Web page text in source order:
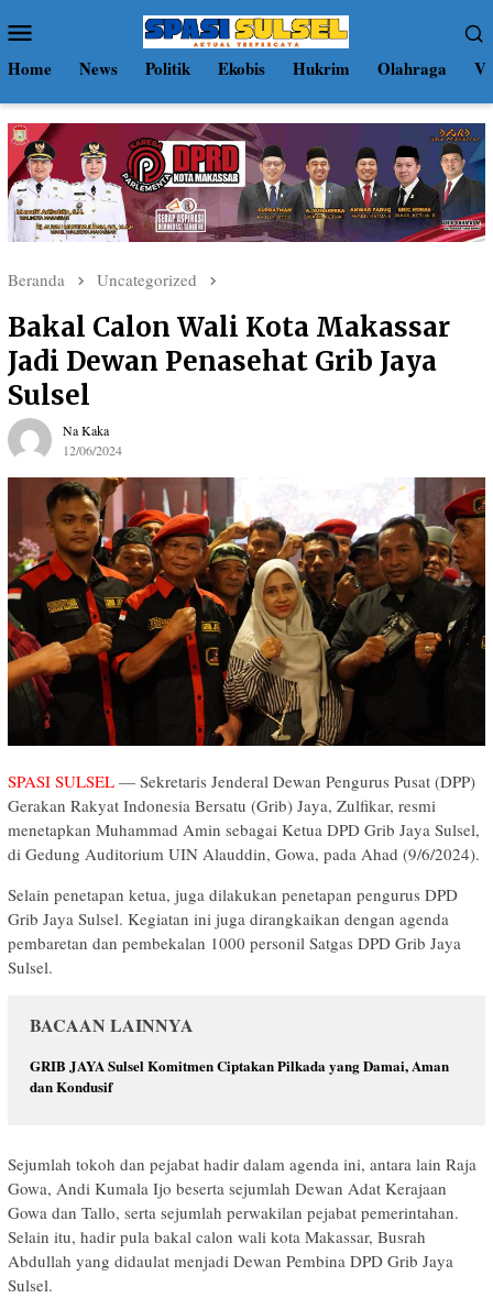
ke
kontenMobile
Home News Politik Ekobis Hukrim Olahraga
Beranda Uncategorized
Bakal Calon Wali Kota Makassar
Jadi Dewan Penasehat Grib Jaya
Sulsel
Na Kaka
12/06/2024
SPASI SULSEL — Sekretaris Jenderal Dewan Pengurus Pusat (DPP)
Gerakan Rakyat Indonesia Bersatu (Grib) Jaya, Zulfikar, resmi
menetapkan Muhammad Amin sebagai Ketua DPD Grib Jaya Sulsel,
di Gedung Auditorium UIN Alauddin, Gowa, pada Ahad (9/6/2024).
Selain penetapan ketua, juga dilakukan penetapan pengurus DPD
Grib Jaya Sulsel. Kegiatan ini juga dirangkaikan dengan agenda
pembaretan dan pembekalan 1000 personil Satgas DPD Grib Jaya
Sulsel.
BACAAN LAINNYA
GRIB JAYA Sulsel Komitmen Ciptakan Pilkada yang Damai, Aman
dan Kondusif
Sejumlah tokoh dan pejabat hadir dalam agenda ini, antara lain Raja
Gowa, Andi Kumala Ijo beserta sejumlah Dewan Adat Kerajaan
Gowa dan Tallo, serta sejumlah perwakilan pejabat pemerintahan.
Selain itu, hadir pula bakal calon wali kota Makassar, Busrah
Abdullah yang didaulat menjadi Dewan Pembina DPD Grib Jaya
Sulsel.